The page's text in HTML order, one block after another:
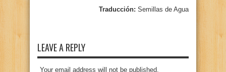
Traducción: Semillas de Agua
LEAVE A REPLY
Your email address will not be published.